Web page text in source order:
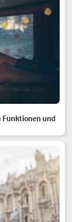
Funktionen und